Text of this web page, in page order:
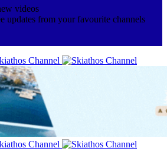
videos
updates from your favourite channels